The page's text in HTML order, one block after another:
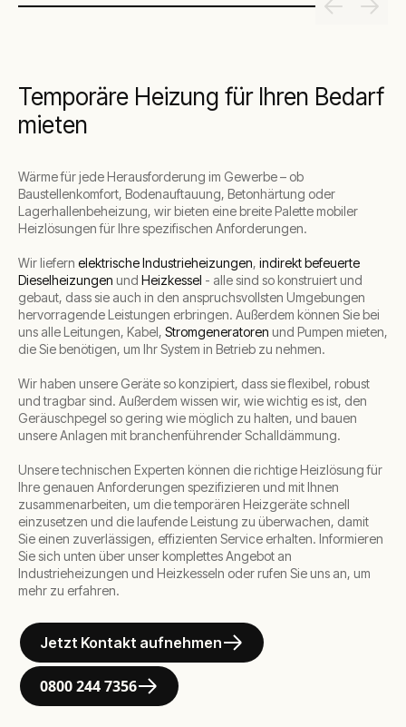
Temporäre Heizung für Ihren Bedarf
mieten
Wärme für jede Herausforderung im Gewerbe – ob
Baustellenkomfort, Bodenauftauung, Betonhärtung oder
Lagerhallenbeheizung, wir bieten eine breite Palette mobiler
Heizlösungen für Ihre spezifischen Anforderungen.
Wir liefern elektrische Industrieheizungen, indirekt befeuerte
Dieselheizungen und Heizkessel - alle sind so konstruiert und
gebaut, dass sie auch in den anspruchsvollsten Umgebungen
hervorragende Leistungen erbringen. Außerdem können Sie bei
uns alle Leitungen, Kabel, Stromgeneratoren und Pumpen mieten,
die Sie benötigen, um Ihr System in Betrieb zu nehmen.
Wir haben unsere Geräte so konzipiert, dass sie flexibel, robust
und tragbar sind. Außerdem wissen wir, wie wichtig es ist, den
Geräuschpegel so gering wie möglich zu halten, und bauen
unsere Anlagen mit branchenführender Schalldämmung.
Unsere technischen Experten können die richtige Heizlösung für
Ihre genauen Anforderungen spezifizieren und mit Ihnen
zusammenarbeiten, um die temporären Heizgeräte schnell
einzusetzen und die laufende Leistung zu überwachen, damit
Sie einen zuverlässigen, effizienten Service erhalten. Informieren
Sie sich unten über unser komplettes Angebot an
Industrieheizungen und Heizkesseln oder rufen Sie uns an, um
mehr zu erfahren.
Jetzt Kontakt aufnehmen
0800 244 7356